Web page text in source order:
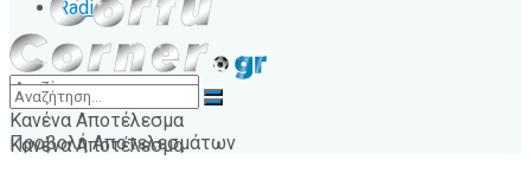
Radio
Κανένα Αποτέλεσμα
Κανένα Αποτέλεσμα
Προβολή Αποτελεσμάτων